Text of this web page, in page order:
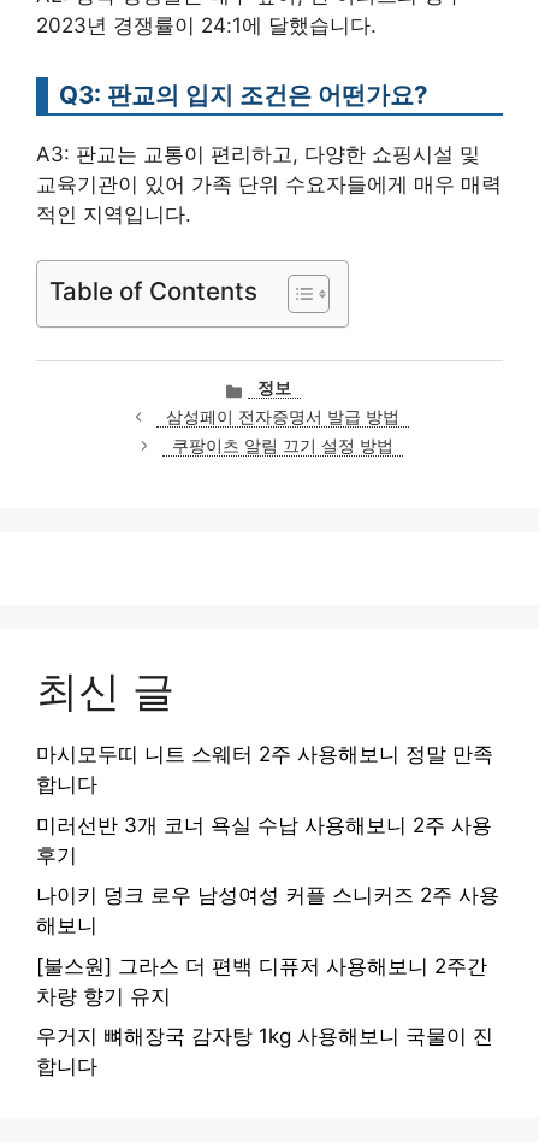
2023년 경쟁률이 24:1에 달했습니다.
Q3: 판교의 입지 조건은 어떤가요?
A3: 판교는 교통이 편리하고, 다양한 쇼핑시설 및
교육기관이 있어 가족 단위 수요자들에게 매우 매력
적인 지역입니다.
Table of Contents
카
테
고
리
정보
삼성페이 전자증명서 발급 방법
쿠팡이츠 알림 끄기 설정 방법
최신 글
마시모두띠 니트 스웨터 2주 사용해보니 정말 만족
합니다
미러선반 3개 코너 욕실 수납 사용해보니 2주 사용
후기
나이키 덩크 로우 남성여성 커플 스니커즈 2주 사용
해보니
[불스원] 그라스 더 편백 디퓨저 사용해보니 2주간
차량 향기 유지
우거지 뼈해장국 감자탕 1kg 사용해보니 국물이 진
합니다